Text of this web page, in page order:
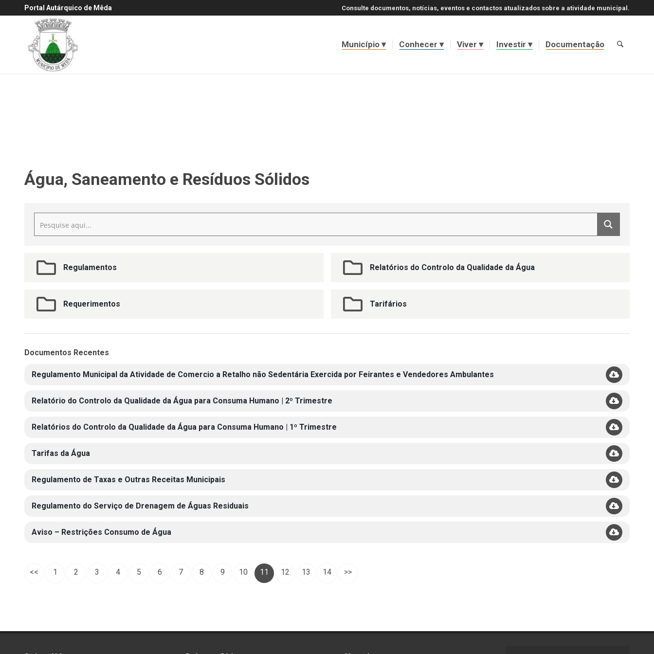
Portal Autárquico de Mêda Consulte documentos, notícias, eventos e contactos atualizados sobre a atividade municipal.
Município Conhecer Viver Investir Documentação
Água, Saneamento e Resíduos Sólidos
Regulamentos Relatórios do Controlo da Qualidade da Água
Requerimentos Tarifários
Documentos Recentes
Regulamento Municipal da Atividade de Comercio a Retalho não Sedentária Exercida por Feirantes e Vendedores Ambulantes
Relatório do Controlo da Qualidade da Água para Consuma Humano | 2º Trimestre
Relatórios do Controlo da Qualidade da Água para Consuma Humano | 1º Trimestre
Tarifas da Água
Regulamento de Taxas e Outras Receitas Municipais
Regulamento do Serviço de Drenagem de Águas Residuais
Aviso – Restrições Consumo de Água
<< 1 2 3 4 5 6 7 8 9 10 11 12 13 14 >>